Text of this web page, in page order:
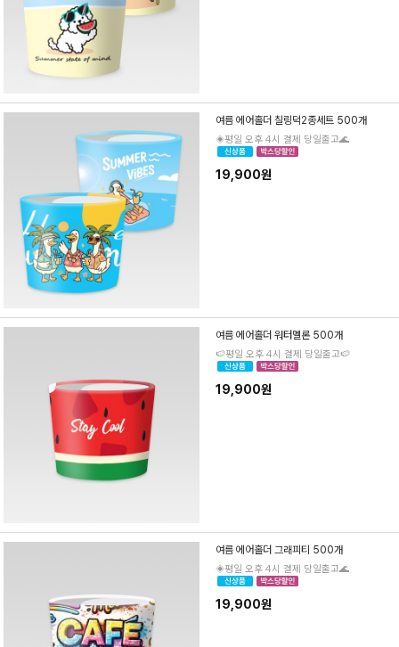
여름 에어홀더 칠링덕2종세트 500개
◈평일 오후 4시 결제 당일출고🌊
19,900원
여름 에어홀더 워터멜론 500개
🍉평일 오후 4시 결제 당일출고🍉
19,900원
여름 에어홀더 그래피티 500개
◈평일 오후 4시 결제 당일출고🌊
19,900원